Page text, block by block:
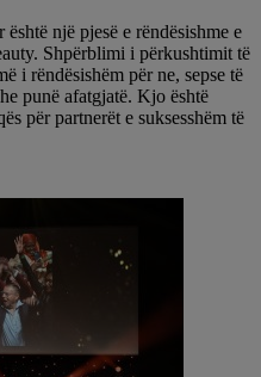
një pjesë e rëndësishme e
Shpërblimi i përkushtimit të
i rëndësishëm për ne, sepse të
punë afatgjatë. Kjo është
për partnerët e suksesshëm të